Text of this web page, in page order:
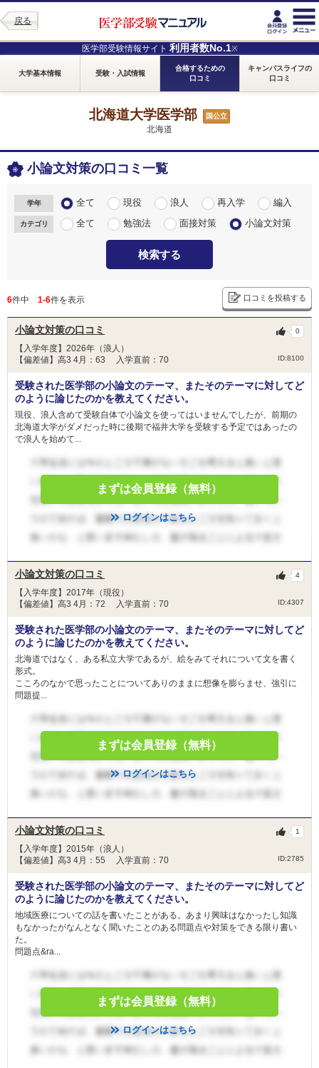
戻る
医学部受験情報サイト 利用者数No.1※
大学基本情報 受験・入試情報
合格するための
口コミ
キャンパスライフの
口コミ
北海道大学医学部 国公立
北海道
小論文対策の口コミ一覧
学年 全て 現役 浪人 再入学 編入
カテゴリ 全て 勉強法 面接対策 小論文対策
検索する
6件中 1-6件を表示 口コミを投稿する
小論文対策の口コミ
【入学年度】2026年（浪人）
【偏差値】高3 4月：63 入学直前：70
ID:8100
0
受験された医学部の小論文のテーマ、またそのテーマに対してど
のように論じたのかを教えてください。
現役、浪人含めて受験自体で小論文を使ってはいませんでしたが、前期の
北海道大学がダメだった時に後期で福井大学を受験する予定ではあったの
で浪人を始めて...
まずは会員登録（無料）
ログインはこちら
小論文対策の口コミ
【入学年度】2017年（現役）
【偏差値】高3 4月：72 入学直前：70
ID:4307
4
受験された医学部の小論文のテーマ、またそのテーマに対してど
のように論じたのかを教えてください。
北海道ではなく、ある私立大学であるが、絵をみてそれについて文を書く
形式。
こころのなかで思ったことについてありのままに想像を膨らませ、強引に
問題提...
まずは会員登録（無料）
ログインはこちら
小論文対策の口コミ
【入学年度】2015年（浪人）
【偏差値】高3 4月：55 入学直前：70
ID:2785
1
受験された医学部の小論文のテーマ、またそのテーマに対してど
のように論じたのかを教えてください。
地域医療についての話を書いたことがある。あまり興味はなかったし知識
もなかったがなんとなく聞いたことのある問題点や対策をできる限り書い
た。
問題点&ra...
まずは会員登録（無料）
ログインはこちら